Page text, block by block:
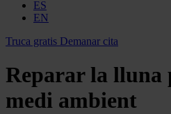
ES
EN
Truca gratis Demanar cita
Reparar la lluna
medi ambient